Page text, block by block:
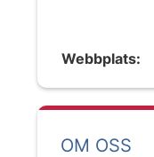
Webbplats:
OM OSS